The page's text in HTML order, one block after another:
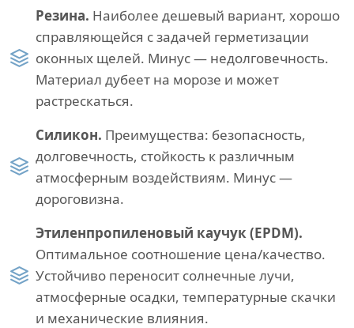
Резина. Наиболее дешевый вариант, хорошо
справляющейся с задачей герметизации
оконных щелей. Минус — недолговечность.
Материал дубеет на морозе и может
растрескаться.
Силикон. Преимущества: безопасность,
долговечность, стойкость к различным
атмосферным воздействиям. Минус —
дороговизна.
Этиленпропиленовый каучук (EPDM).
Оптимальное соотношение цена/качество.
Устойчиво переносит солнечные лучи,
атмосферные осадки, температурные скачки
и механические влияния.